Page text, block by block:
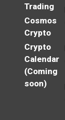
Trading
Cosmos
Crypto
Crypto
Calendar
(Coming
soon)